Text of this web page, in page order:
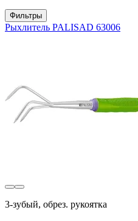
Фильтры
Рыхлитель PALISAD 63006
3-зубый, обрез. рукоятка